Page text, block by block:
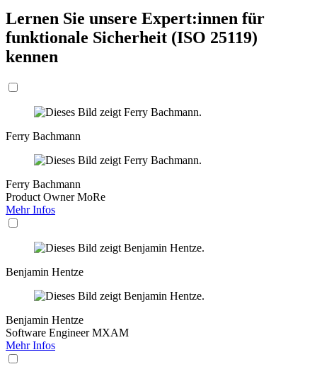
Lernen Sie unsere Expert:innen für
funktionale Sicherheit (ISO 25119)
kennen
Ferry Bachmann
Ferry Bachmann
Product Owner MoRe
Mehr Infos
Benjamin Hentze
Benjamin Hentze
Software Engineer MXAM
Mehr Infos